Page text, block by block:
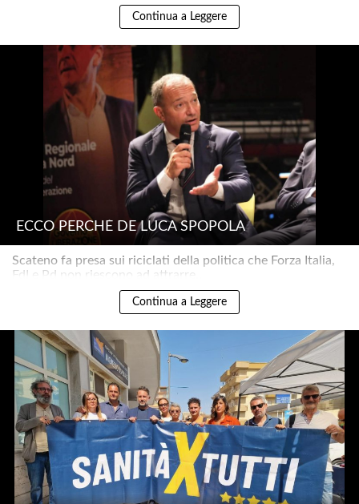
Continua a Leggere
ECCO PERCHÉ DE LUCA SPOPOLA
Scateno fa presa sui riciclati della politica che Forza Italia,
FdI e Pd non riescono ad attrarre..
Continua a Leggere